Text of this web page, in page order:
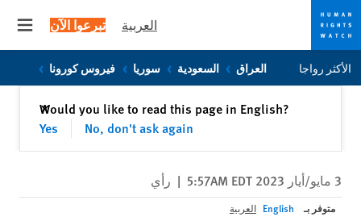
Skip
to
Skip
to
العربية تبرعوا الآن
الأكثر رواجا العراق السعودية سوريا فيروس كورونا
Would you like to read this page in English?
Yes
No, don't ask again
✕إغلاق
3 مايو/أيار 2023 5:57AM EDT | رأي
متوفر بـ English العربية